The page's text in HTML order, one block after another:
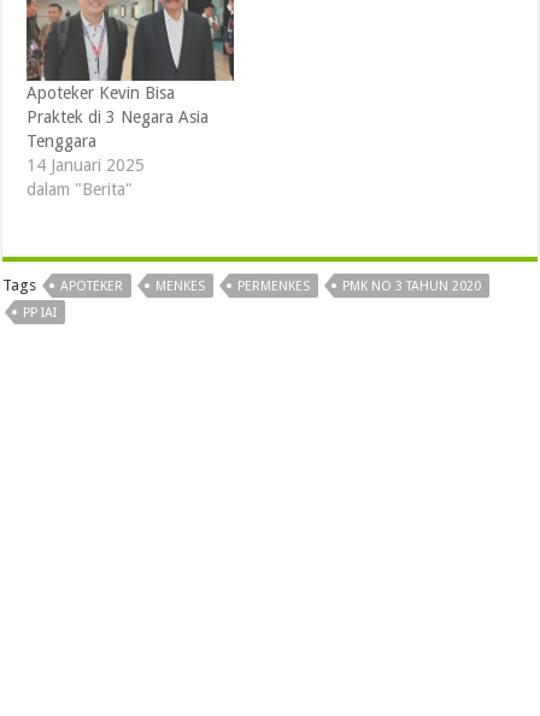
Apoteker Kevin Bisa
Praktek di 3 Negara Asia
Tenggara
14 Januari 2025
dalam "Berita"
Tags APOTEKER MENKES PERMENKES
PMK NO 3 TAHUN 2020
PP IAI